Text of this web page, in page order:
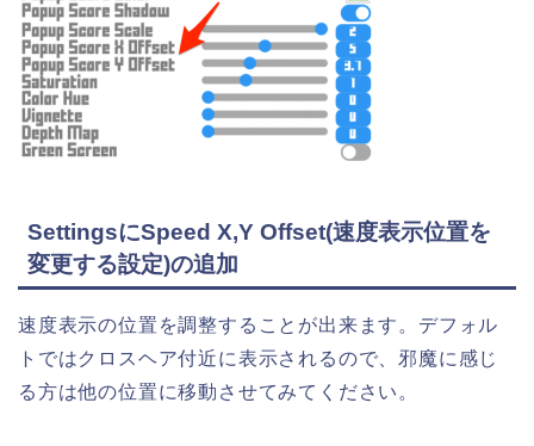
SettingsにSpeed X,Y Offset(速度表示位置を
変更する設定)の追加
速度表示の位置を調整することが出来ます。デフォル
トではクロスヘア付近に表示されるので、邪魔に感じ
る方は他の位置に移動させてみてください。